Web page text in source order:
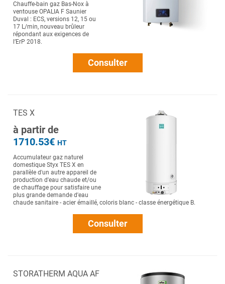
Chauffe-bain gaz Bas-Nox à
ventouse OPALIA F Saunier
Duval : ECS, versions 12, 15 ou
17 L/min, nouveau brûleur
répondant aux exigences de
l’ErP 2018.
Consulter
TES X
à partir de
1710.53€ HT
Accumulateur gaz naturel
domestique Styx TES X en
parallèle d'un autre appareil de
production d'eau chaude et/ou
de chauffage pour satisfaire une
plus grande demande d'eau
chaude sanitaire - acier émaillé, coloris blanc - classe énergétique B.
Consulter
STORATHERM AQUA AF